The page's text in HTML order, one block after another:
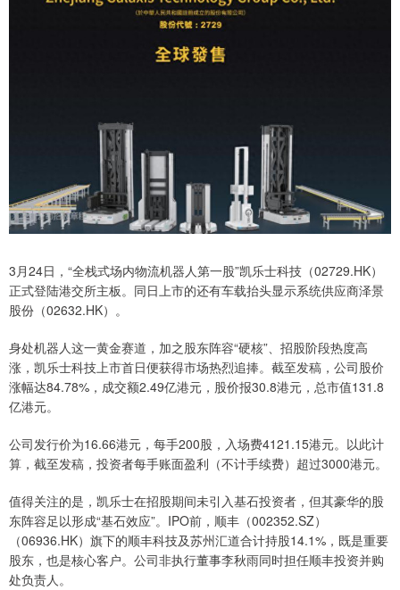
3月24日，“全栈式场内物流机器人第一股”凯乐士科技（02729.HK）
正式登陆港交所主板。同日上市的还有车载抬头显示系统供应商泽景
股份（02632.HK）。
身处机器人这一黄金赛道，加之股东阵容“硬核”、招股阶段热度高
涨，凯乐士科技上市首日便获得市场热烈追捧。截至发稿，公司股价
涨幅达84.78%，成交额2.49亿港元，股价报30.8港元，总市值131.8
亿港元。
公司发行价为16.66港元，每手200股，入场费4121.15港元。以此计
算，截至发稿，投资者每手账面盈利（不计手续费）超过3000港元。
值得关注的是，凯乐士在招股期间未引入基石投资者，但其豪华的股
东阵容足以形成“基石效应”。IPO前，顺丰（002352.SZ）
（06936.HK）旗下的顺丰科技及苏州汇道合计持股14.1%，既是重要
股东，也是核心客户。公司非执行董事李秋雨同时担任顺丰投资并购
处负责人。